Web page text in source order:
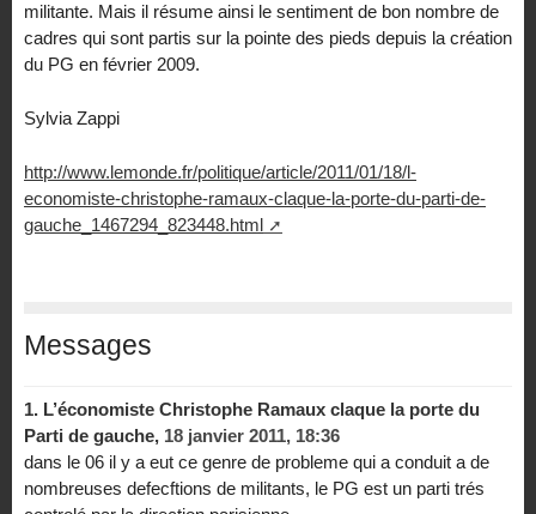
militante. Mais il résume ainsi le sentiment de bon nombre de
cadres qui sont partis sur la pointe des pieds depuis la création
du PG en février 2009.
Sylvia Zappi
http://www.lemonde.fr/politique/article/2011/01/18/l-
economiste-christophe-ramaux-claque-la-porte-du-parti-de-
gauche_1467294_823448.html
Messages
1. L’économiste Christophe Ramaux claque la porte du
Parti de gauche, 18 janvier 2011, 18:36
dans le 06 il y a eut ce genre de probleme qui a conduit a de
nombreuses defecftions de militants, le PG est un parti trés